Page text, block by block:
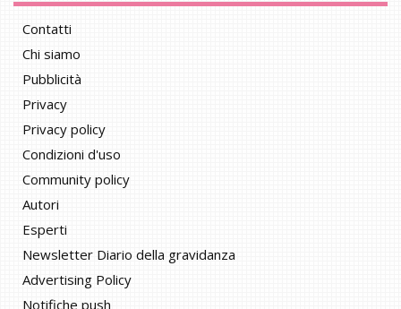
Contatti
Chi siamo
Pubblicità
Privacy
Privacy policy
Condizioni d'uso
Community policy
Autori
Esperti
Newsletter Diario della gravidanza
Advertising Policy
Notifiche push